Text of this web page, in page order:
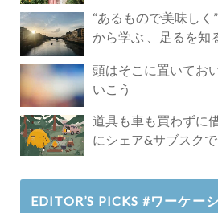
“あるもので美味しく
から学ぶ 、足るを知
頭はそこに置いてお
いこう
道具も車も買わずに
にシェア&サブスク
EDITOR’S PICKS #ワーケー